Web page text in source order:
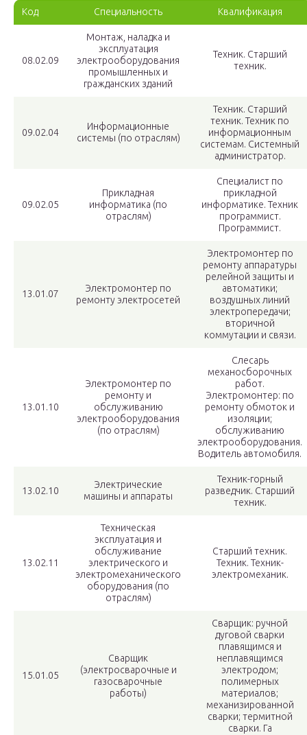
Код Специальность Квалификация
08.02.09
Монтаж, наладка и
эксплуатация
электрооборудования
промышленных и
гражданских зданий
Техник. Старший
техник.
09.02.04
Информационные
системы (по отраслям)
Техник. Старший
техник. Техник по
информационным
системам. Системный
администратор.
09.02.05
Прикладная
информатика (по
отраслям)
Специалист по
прикладной
информатике. Техник
программист.
Программист.
13.01.07
Электромонтер по
ремонту электросетей
Электромонтер по
ремонту аппаратуры
релейной защиты и
автоматики;
воздушных линий
электропередачи;
вторичной
коммутации и связи.
13.01.10
Электромонтер по
ремонту и
обслуживанию
электрооборудования
(по отраслям)
Слесарь
механосборочных
работ.
Электромонтер: по
ремонту обмоток и
изоляции;
обслуживанию
электрооборудования.
Водитель автомобиля.
13.02.10
Электрические
машины и аппараты
Техник-горный
разведчик. Старший
техник.
13.02.11
Техническая
эксплуатация и
обслуживание
электрического и
электромеханического
оборудования (по
отраслям)
Старший техник.
Техник. Техник-
электромеханик.
15.01.05
Сварщик
(электросварочные и
газосварочные
работы)
Сварщик: ручной
дуговой сварки
плавящимся и
неплавящимся
электродом;
полимерных
материалов;
механизированной
сварки; термитной
сварки. Га